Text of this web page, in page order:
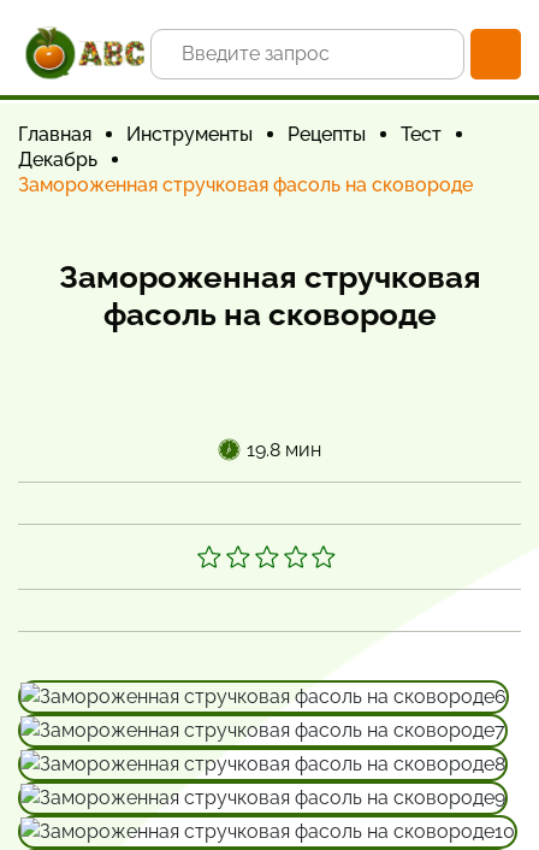
Главная Инструменты Рецепты
Тест
Декабрь
Замороженная стручковая фасоль на сковороде
Замороженная стручковая
фасоль на сковороде
19.8 мин